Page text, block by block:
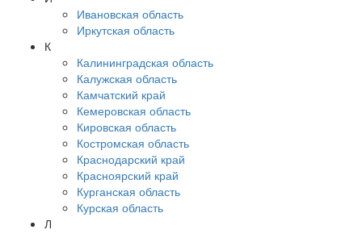
Ивановская область
Иркутская область
К
Калининградская область
Калужская область
Камчатский край
Кемеровская область
Кировская область
Костромская область
Краснодарский край
Красноярский край
Курганская область
Курская область
Л